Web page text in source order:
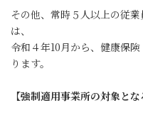
その他、常時５人以上の従
は、
令和４年10月から、健康保
ります。
【強制適用事業所の対象とな